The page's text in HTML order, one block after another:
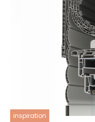
inspiration